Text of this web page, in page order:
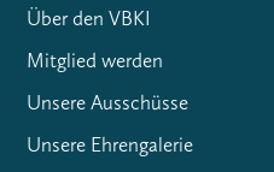
Über den VBKI
Mitglied werden
Unsere Ausschüsse
Unsere Ehrengalerie